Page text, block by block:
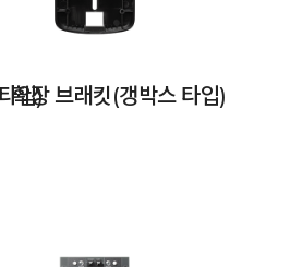
입)
확장 브래킷(갱박스 타입)